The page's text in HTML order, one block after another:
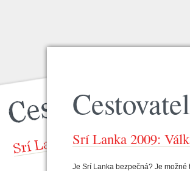
Srí Lanka 2009:
Je Srí Lanka bezpečná? Je